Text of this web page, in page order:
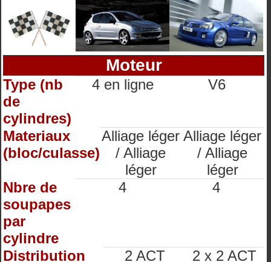
Moteur
Type (nb
de
cylindres)
4 en ligne V6
Materiaux
(bloc/culasse)
Alliage léger
/ Alliage
léger
Alliage léger
/ Alliage
léger
Nbre de
soupapes
par
cylindre
4 4
Distribution
2 ACT
2 x 2 ACT